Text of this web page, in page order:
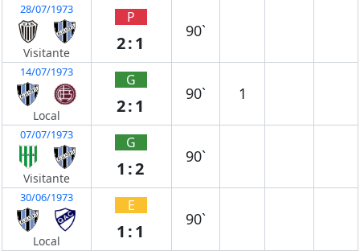
28/07/1973
Visitante
P
2:1
90`
14/07/1973
Local
G
2:1
90` 1
07/07/1973
Visitante
G
1:2
90`
30/06/1973
Local
E
1:1
90`